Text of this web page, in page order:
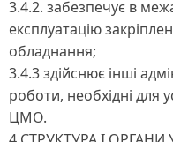
3.4.2. забезпечує в
експлуатацію
обладнання;
3.4.3 здійснює інші
роботи, необхідні для
ЦМО.